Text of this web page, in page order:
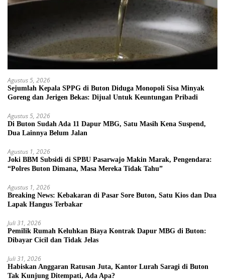
Agustus 5, 2026
Sejumlah Kepala SPPG di Buton Diduga Monopoli Sisa Minyak
Goreng dan Jerigen Bekas: Dijual Untuk Keuntungan Pribadi
Agustus 5, 2026
Di Buton Sudah Ada 11 Dapur MBG, Satu Masih Kena Suspend,
Dua Lainnya Belum Jalan
Agustus 1, 2026
Joki BBM Subsidi di SPBU Pasarwajo Makin Marak, Pengendara:
“Polres Buton Dimana, Masa Mereka Tidak Tahu”
Agustus 1, 2026
Breaking News: Kebakaran di Pasar Sore Buton, Satu Kios dan Dua
Lapak Hangus Terbakar
Juli 31, 2026
Pemilik Rumah Keluhkan Biaya Kontrak Dapur MBG di Buton:
Dibayar Cicil dan Tidak Jelas
Juli 31, 2026
Habiskan Anggaran Ratusan Juta, Kantor Lurah Saragi di Buton
Tak Kunjung Ditempati, Ada Apa?